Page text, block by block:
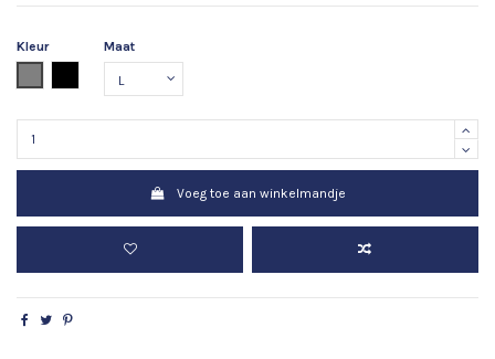
Kleur
Maat
Voeg toe aan winkelmandje